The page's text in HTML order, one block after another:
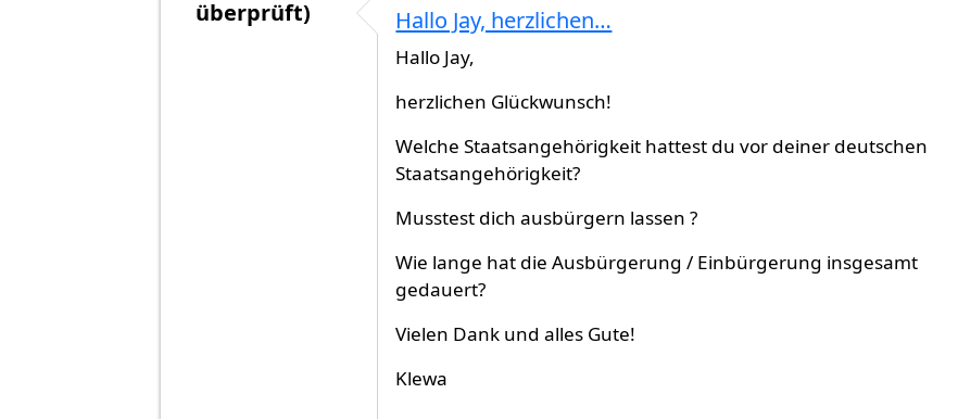
überprüft)
von Jay (nicht überprüft)
Hallo Jay, herzlichen…
Hallo Jay,
herzlichen Glückwunsch!
Welche Staatsangehörigkeit hattest du vor deiner deutschen
Staatsangehörigkeit?
Musstest dich ausbürgern lassen ?
Wie lange hat die Ausbürgerung / Einbürgerung insgesamt
gedauert?
Vielen Dank und alles Gute!
Klewa